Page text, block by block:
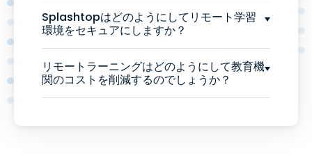
Splashtopはどのようにしてリモート学習
環境をセキュアにしますか？
リモートラーニングはどのようにして教育機
関のコストを削減するのでしょうか？